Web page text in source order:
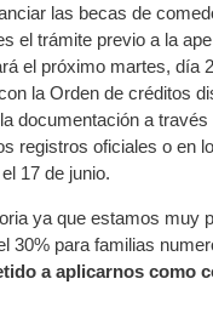
las becas de
el trámite previo a la
el próximo martes, día
la Orden de créditos
documentación a través
registros oficiales o en
17 de junio.
ya que estamos muy
30% para familias
a aplicarnos como